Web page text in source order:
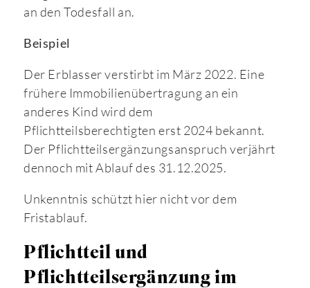
an den Todesfall an.
Beispiel
Der Erblasser verstirbt im März 2022. Eine
frühere Immobilienübertragung an ein
anderes Kind wird dem
Pflichtteilsberechtigten erst 2024 bekannt.
Der Pflichtteilsergänzungsanspruch verjährt
dennoch mit Ablauf des 31.12.2025.
Unkenntnis schützt hier nicht vor dem
Fristablauf.
Pflichtteil und
Pflichtteilsergänzung im